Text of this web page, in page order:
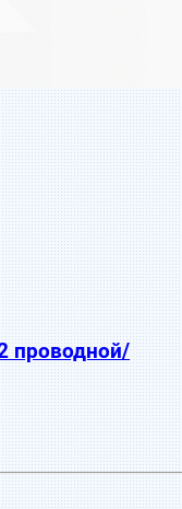
проводной/